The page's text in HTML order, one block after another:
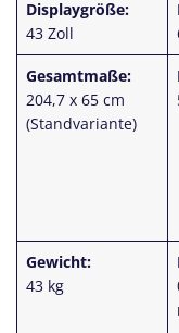
Displaygröße:
43 Zoll
Gesamtmaße:
204,7 x 65 cm
(Standvariante)
Gewicht:
43 kg